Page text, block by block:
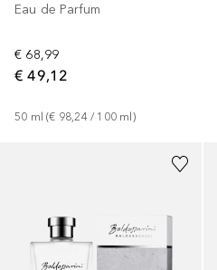
Eau de Parfum
€ 68,99
€ 49,12
50 ml (€ 98,24 / 100 ml)